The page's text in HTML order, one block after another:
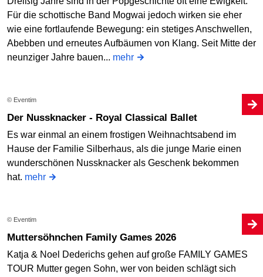
Für die schottische Band Mogwai jedoch wirken sie eher
wie eine fortlaufende Bewegung: ein stetiges Anschwellen,
Abebben und erneutes Aufbäumen von Klang. Seit Mitte der
neunziger Jahre bauen... mehr
© Eventim
Der Nussknacker - Royal Classical Ballet
Es war einmal an einem frostigen Weihnachtsabend im
Hause der Familie Silberhaus, als die junge Marie einen
wunderschönen Nussknacker als Geschenk bekommen
hat. mehr
© Eventim
Muttersöhnchen Family Games 2026
Katja & Noel Dederichs gehen auf große FAMILY GAMES
TOUR Mutter gegen Sohn, wer von beiden schlägt sich